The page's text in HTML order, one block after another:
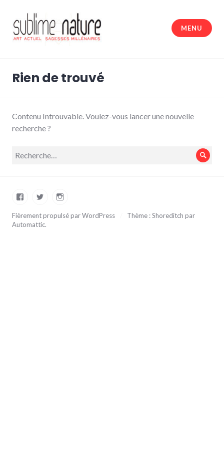
contenu
principal
MENU
Rien de trouvé
Contenu Introuvable. Voulez-vous lancer une nouvelle
recherche ?
Recherche
FacebookTwitterInstagram
Fièrement propulsé par WordPress
Thème : Shoreditch par
Automattic.